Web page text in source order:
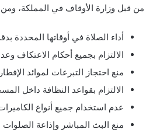
من قبل وزارة الأوقاف في المملكة،
أداء الصلاة في أوقاتها المحددة
الالتزام بجميع أحكام الاعتكاف
منع احتجاز التبرعات لموائد
الالتزام بقواعد النظافة داخل
عدم استخدام جميع أنواع الكاميرات
منع البث المباشر وإذاعة الصلوات